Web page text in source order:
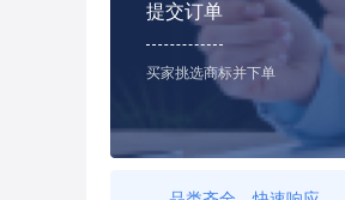
提交订单
买家挑选商标并下单